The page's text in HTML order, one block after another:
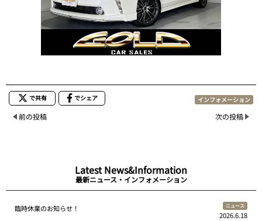
で共有 でシェア インフォメーション
前の投稿 次の投稿
Latest News&Information
最新ニュース・インフォメーション
臨時休業のお知らせ！ ニュース
2026.6.18